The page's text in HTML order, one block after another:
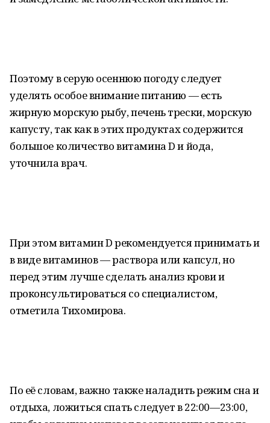
Поэтому в серую осеннюю погоду следует
уделять особое внимание питанию — есть
жирную морскую рыбу, печень трески, морскую
капусту, так как в этих продуктах содержится
большое количество витамина D и йода,
уточнила врач.
При этом витамин D рекомендуется принимать и
в виде витаминов — раствора или капсул, но
перед этим лучше сделать анализ крови и
проконсультироваться со специалистом,
отметила Тихомирова.
По её словам, важно также наладить режим сна и
отдыха, ложиться спать следует в 22:00—23:00,